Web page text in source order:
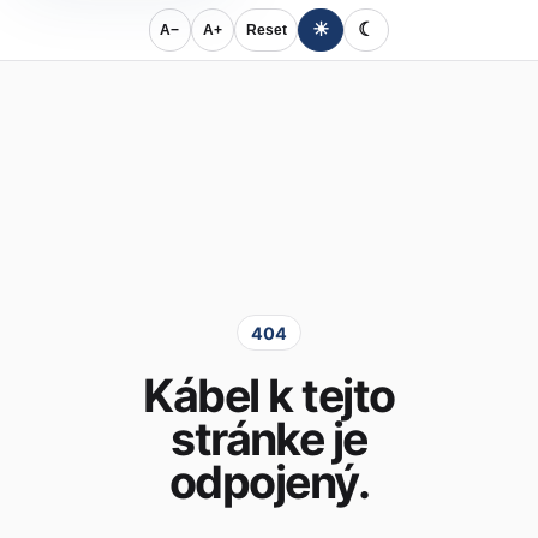
A− A+ Reset ☀ ☾
404
Kábel k tejto
stránke je
odpojený.